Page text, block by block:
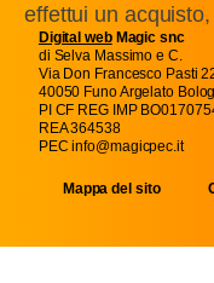
effettui un
Digital webMagic snc
di Selva Massimo e C.
Via Don Francesco Pasti
40050 Funo Argelato
PI CF REG IMP
REA 364538
PEC info@magicpec.it
Mappa del sito